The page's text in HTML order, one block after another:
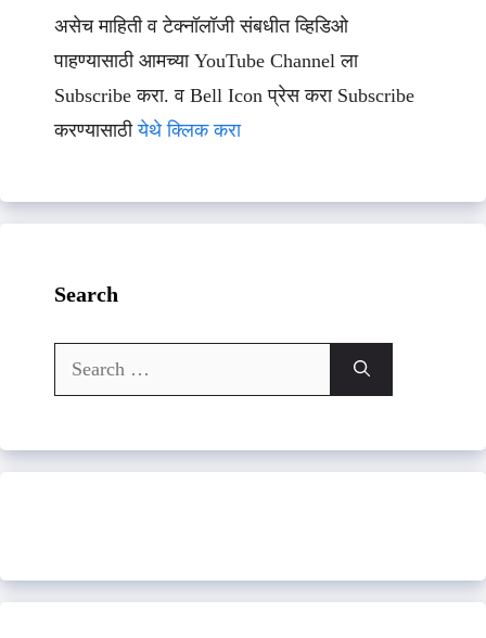
असेच माहिती व टेक्नॉलॉजी संबधीत व्हिडिओ
पाहण्यासाठी आमच्या YouTube Channel ला
Subscribe करा. व Bell Icon प्रेस करा Subscribe
करण्यासाठीयेथे क्लिक करा
Search
Search
for: